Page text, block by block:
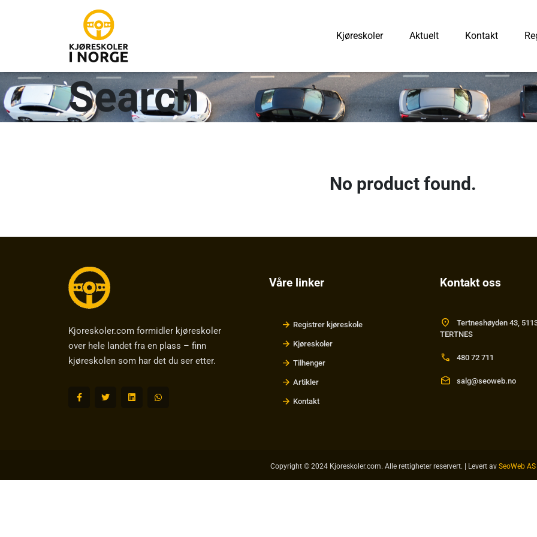
Kjøreskoler Aktuelt Kontakt
Search
No product found.
Kjoreskoler.com formidler kjøreskoler
over hele landet fra en plass – finn
kjøreskolen som har det du ser etter.
Våre linker
Registrer kjøreskole
Kjøreskoler
Tilhenger
Artikler
Kontakt
Kontakt oss
location_on
Tertneshøyden 43,
TERTNES
call 480 72 711
drafts salg@seoweb.no
Copyright © 2024 Kjoreskoler.com. Alle rettigheter reservert. | Levert av SeoWeb AS